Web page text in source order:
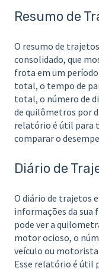
Resumo de
O resumo de
consolidado, que
frota em um
total, o tempo de
total, o número de
de quilômetros por
relatório é útil para
comparar o
Diário de
O diário de trajetos
informações da sua
pode ver a
motor ocioso, o
veículo ou motorista
Esse relatório é útil